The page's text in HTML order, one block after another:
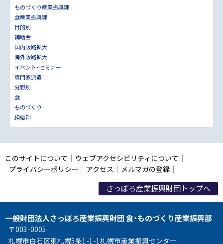
ものづくり産業振興課
食産業振興課
目的別
補助金
国内販路拡大
海外販路拡大
イベント・セミナー
専門家派遣
分野別
食
ものづくり
組織別
このサイトについて
ウェブアクセシビリティについて
プライバシーポリシー
アクセス メルマガの登録
さっぽろ産業振興財団トップへ
一般財団法人さっぽろ産業振興財団 食・ものづくり産業振興部
〒003-0005
札幌市白石区東札幌5条1-1-1札幌市産業振興センター